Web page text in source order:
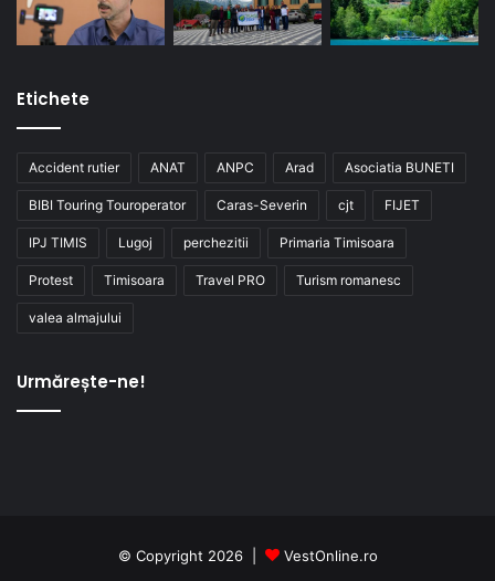
Etichete
Accident rutier ANAT ANPC Arad Asociatia BUNETI
BIBI Touring Touroperator Caras-Severin cjt FIJET
IPJ TIMIS Lugoj perchezitii Primaria Timisoara
Protest Timisoara Travel PRO Turism romanesc
valea almajului
Urmărește-ne!
© Copyright 2026 | VestOnline.ro